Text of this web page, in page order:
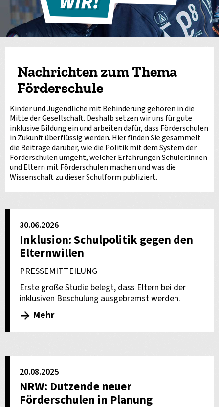
Nachrichten zum Thema
Förderschule
Kinder und Jugendliche mit Behinderung gehören in die
Mitte der Gesellschaft. Deshalb setzen wir uns für gute
inklusive Bildung ein und arbeiten dafür, dass Förderschulen
in Zukunft überflüssig werden. Hier finden Sie gesammelt
die Beiträge darüber, wie die Politik mit dem System der
Förderschulen umgeht, welcher Erfahrungen Schüler:innen
und Eltern mit Förderschulen machen und was die
Wissenschaft zu dieser Schulform publiziert.
30.06.2026
Inklusion: Schulpolitik gegen den
Elternwillen
PRESSEMITTEILUNG
Erste große Studie belegt, dass Eltern bei der
inklusiven Beschulung ausgebremst werden.
Mehr
20.08.2025
NRW: Dutzende neuer
Förderschulen in Planung